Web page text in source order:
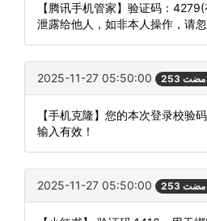
【腾讯手机管家】验证码：
泄露给他人，如非本人操作，请忽
2025-11-27 05:50:00 مضت
【手机克隆】您的本次登录校验
输入有效！
2025-11-27 05:50:00 مضت